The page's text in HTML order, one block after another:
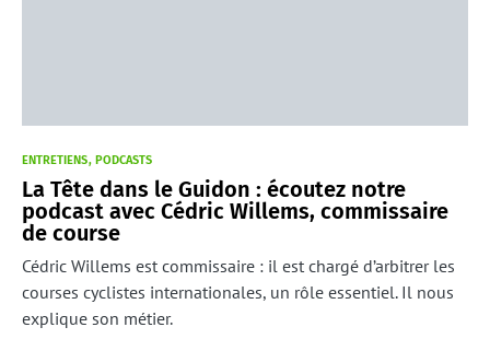
ENTRETIENS PODCASTS
La Tête dans le Guidon : écoutez notre
podcast avec Cédric Willems, commissaire
de course
Cédric Willems est commissaire : il est chargé d’arbitrer les
courses cyclistes internationales, un rôle essentiel. Il nous
explique son métier.